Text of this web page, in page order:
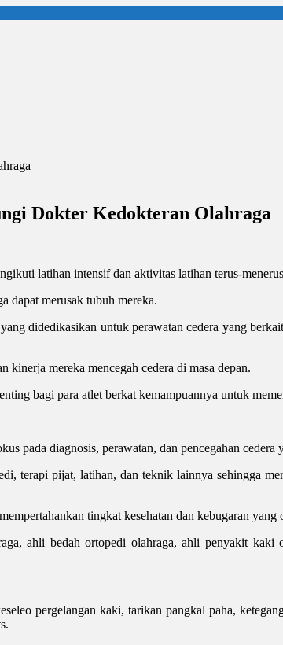
Dokter Kedokteran Olahraga
latihan intensif dan aktivitas latihan terus-
dapat merusak tubuh mereka.
didedikasikan untuk perawatan cedera yang
kinerja mereka mencegah cedera di masa depan.
bagi para atlet berkat kemampuannya untuk
pada diagnosis, perawatan, dan pencegahan cedera
terapi pijat, latihan, dan teknik lainnya sehingga
tingkat kesehatan dan kebugaran
ahli bedah ortopedi olahraga, ahli penyakit
pergelangan kaki, tarikan pangkal paha,